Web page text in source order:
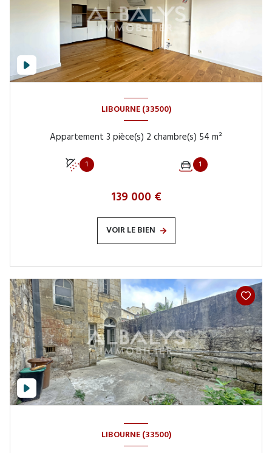
LIBOURNE (33500)
Appartement 3 pièce(s) 2 chambre(s) 54 m²
1 1
139 000 €
VOIR LE BIEN
LIBOURNE (33500)